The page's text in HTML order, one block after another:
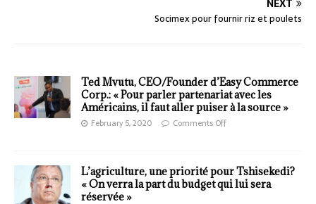
NEXT
Socimex pour fournir riz et poulets
Ted Mvutu, CEO/Founder d’Easy Commerce
Corp.: « Pour parler partenariat avec les
Américains, il faut aller puiser à la source »
February 5, 2020 Comments Off
L’agriculture, une priorité pour Tshisekedi?
« On verra la part du budget qui lui sera
réservée »